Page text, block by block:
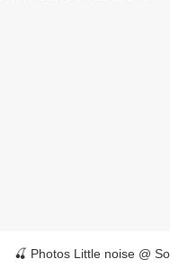
🍒 Photos Little noise @